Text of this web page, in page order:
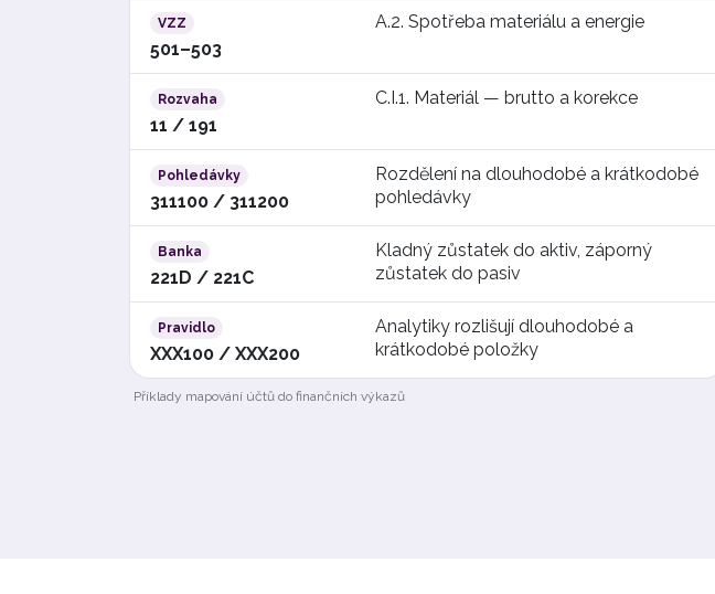
VZZ
501–503
A.2. Spotřeba materiálu a energie
Rozvaha
11 / 191
C.I.1. Materiál — brutto a korekce
Pohledávky
311100 / 311200
Rozdělení na dlouhodobé a krátkodobé
pohledávky
Banka
221D / 221C
Kladný zůstatek do aktiv, záporný
zůstatek do pasiv
Pravidlo
XXX100 / XXX200
Analytiky rozlišují dlouhodobé a
krátkodobé položky
Příklady mapování účtů do finančních výkazů